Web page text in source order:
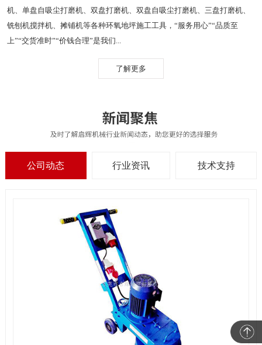
机、单盘自吸尘打磨机、双盘打磨机、双盘自吸尘打磨机、三盘打磨机、
铣刨机搅拌机、摊铺机等各种环氧地坪施工工具，“服务用心”“品质至
上”“交货准时”“价钱合理”是我们...
了解更多
公司动态 行业资讯 技术支持